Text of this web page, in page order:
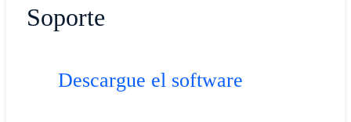
Soporte
Descargue el software